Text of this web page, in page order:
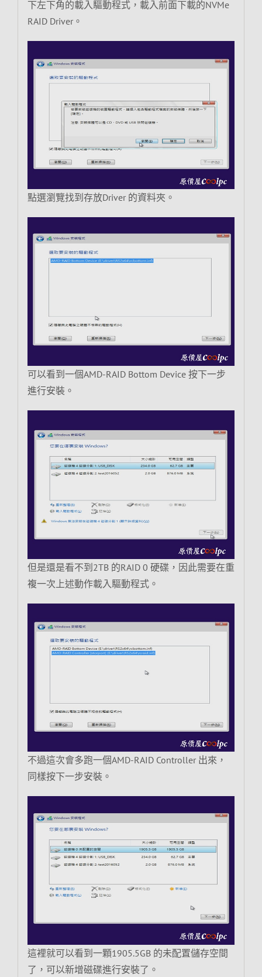
下左下角的載入驅動程式，載入前面下載的NVMe
RAID Driver。
點選瀏覽找到存放Driver 的資料夾。
可以看到一個AMD-RAID Bottom Device 按下一步
進行安裝。
但是還是看不到2TB 的RAID 0 硬碟，因此需要在重
複一次上述動作載入驅動程式。
不過這次會多跑一個AMD-RAID Controller 出來，
同樣按下一步安裝。
這裡就可以看到一顆1905.5GB 的未配置儲存空間
了，可以新增磁碟進行安裝了。